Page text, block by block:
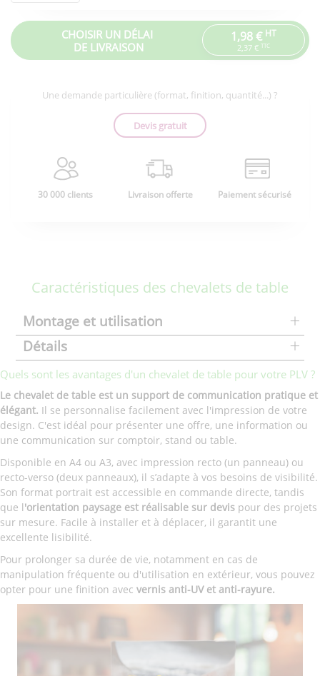
1,98 € HT
2,37 € TTC
CHOISIR UN DÉLAI
DE LIVRAISON
Une demande particulière (format, finition, quantité...) ?
Devis gratuit
30 000 clients Livraison offerte Paiement sécurisé
Caractéristiques des chevalets de table
Montage et utilisation
Détails
Quels sont les avantages d'un chevalet de table pour votre PLV ?
Le chevalet de table est un support de communication pratique et
élégant. Il se personnalise facilement avec l'impression de votre
design. C'est idéal pour présenter une offre, une information ou
une communication sur comptoir, stand ou table.
Disponible en A4 ou A3, avec impression recto (un panneau) ou
recto-verso (deux panneaux), il s’adapte à vos besoins de visibilité.
Son format portrait est accessible en commande directe, tandis
que l'orientation paysage est réalisable sur devis pour des projets
sur mesure. Facile à installer et à déplacer, il garantit une
excellente lisibilité.
Pour prolonger sa durée de vie, notamment en cas de
manipulation fréquente ou d'utilisation en extérieur, vous pouvez
opter pour une finition avec vernis anti-UV et anti-rayure.